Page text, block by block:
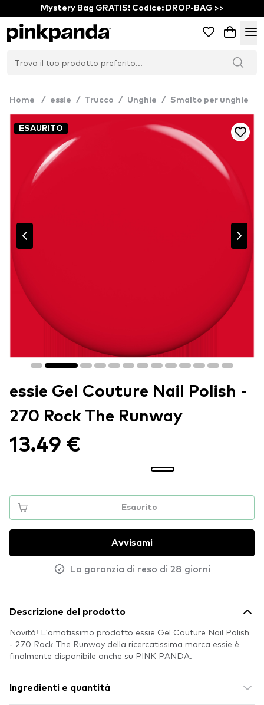
Mystery Bag GRATIS! Codice: DROP-BAG >>
Home / essie / Trucco / Unghie / Smalto per unghie
ESAURITO
essie Gel Couture Nail Polish -
270 Rock The Runway
13.49 €
Esaurito
Avvisami
La garanzia di reso di 28 giorni
Descrizione del prodotto
Novità! L'amatissimo prodotto essie Gel Couture Nail Polish
- 270 Rock The Runway della ricercatissima marca essie è
finalmente disponibile anche su PINK PANDA.
Ingredienti e quantità